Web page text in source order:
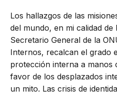
Los hallazgos de las
del mundo, en mi calidad de
Secretario General de la
Internos, recalcan el grado
protección interna a manos
favor de los desplazados
un mito. Las crisis de